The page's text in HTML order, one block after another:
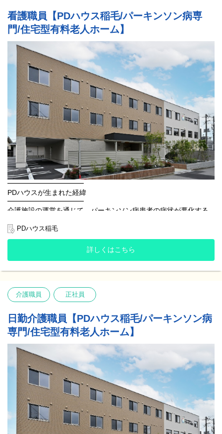
せん ⭐
✅今よりもっと長くご利用者さまと関われる環境に身を置きたい…
るリハビリを提供したい…
✅ご利用者さまの変化を感じて、やりがいをもって働きたい…
このような思いを持っている方、ぜひ一度、現地やオンライン面
談でお話してみませんか？
PDハウス稲毛には、実際に入社してからパーキンソン病について
学び始めたスタッフもいますので、安心して飛び込める環境があ
ります！
また「ご利用者様へより良い生活を」という気持ちをスタッフみ
んなで大事にしてますので、日々の中で気づいたこと、困ったこ
とはすぐに周りに相談してくださいね◎
━━━━━━━━
PDハウスの特徴
━━━━━━━━
専門的な医療とリハビリ、看護、介護を提供しています！
●社内資格制度や研修制度、専門医監修による“PDハウスリハビリ
メソッド”の活用など、スタッフの「専門力向上」「知識向上」に
努めています。
●ご入居後に運動機能や認知機能の改善、QOLの改善を実感される
方が多くいらっしゃいます。
●ご入居者様の【平均在施設日数は3年4ヶ月】一定期間しっかりと
関わることができます。
※2019年6月にOPENしたPDハウス野芥の平均値(25年6月末時点)
━━━━━━━━
先輩スタッフの声
━━━━━━━━
『PDハウスは残業がほとんどなく、月の平均残業時間もわずか5.7
時間ほど。
年間休日も120日あって、休みもしっかり取れます。
前職と比べて家族と過ごす時間が増えたことで、プライベートが
充実しています。』
『これまでに経験してきた病院や施設と比較すると、ご入居者様
の入居期間が長いと感じるので、お一人お一人としっかり関わる
ことができています。』
『入社した時はパーキンソン病の知識がなく不安でした。
になりました。』
る雰囲気を感じています。
看護職からは医療的観点の知識、リハビリ職からは残存機能維持
の観点の知識など、様々な知識を吸収できます。
職種間の壁にとらわれず、スタッフ全員でご入居者様を第一に考
えていきたいという方にぜひ仲間になって欲しいです。』
『産休・育休を取って復職しました。
周りのスタッフにも温かく受け入れてもらえて、家庭と仕事の両
立がしやすい環境です。
また、男性も育休を積極的に取られていて、社員の満足度向上、
働きやすい環境づくりに積極的に取り組んでいる会社だと感じて
います。』
看護職員【PDハウス稲毛/パーキンソン病専
門/住宅型有料老人ホーム】
━━━━━━━━━━━
PDハウスが生まれた経緯
━━━━━━━━━━━
介護施設の運営を通じて、パーキンソン病患者の病状が悪化する
かとのリハビリスタッフの声からPDハウスが誕生しました。
「リハビリをする機会を増やして欲しい」
「出かけたいけど1人では動けない」
「動ける時は自分で動きたい」
いくための施設です。
私たちにしかできない挑戦をこれからも続けていきます。
━━━━━━━━
PDハウスの特徴
━━━━━━━━
専門的な医療とリハビリ、看護、介護を提供しています！
●社内資格制度や研修制度、専門医監修による“PDハウスリハビリ
メソッド”の活用など、スタッフの「専門力向上」「知識向上」に
努めています。
●ご入居後に運動機能や認知機能の改善、QOLの改善を実感される
方が多くいらっしゃいます。
●ご入居者様の【平均在施設日数は3年4ヶ月】一定期間しっかりと
関わることができます。
※2019年6月にOPENしたPDハウス野芥の平均値(25年6月末時点)
PDハウス稲毛
詳しくはこちら
介護職員 正社員
日勤介護職員【PDハウス稲毛/パーキンソン病
専門/住宅型有料老人ホーム】